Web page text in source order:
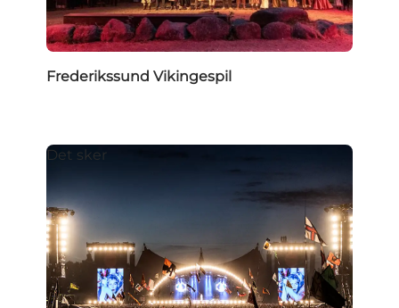
Frederikssund Vikingespil
Det sker